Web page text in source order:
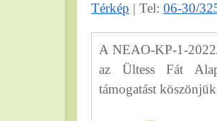
Térkép | Tel: 06-30/
A NEAO-KP-1-
az Ültess Fát
támogatást